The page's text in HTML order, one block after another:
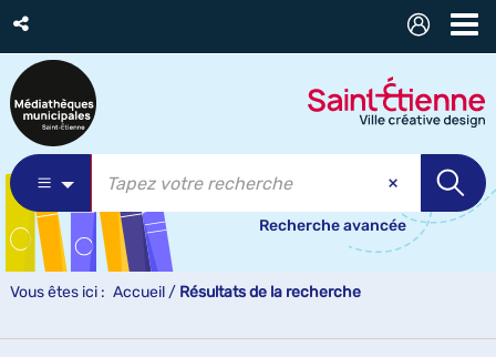
Recherche avancée
Vous êtes ici : Accueil / Résultats de la recherche